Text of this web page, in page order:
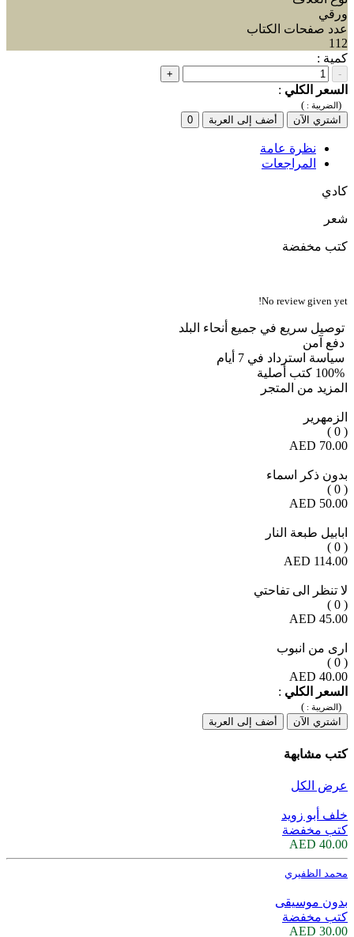
ورقي
عدد صفحات الكتاب
112
كمية :
-
+
السعر الكلي :
(الضريبة : )
اشتري الآن
أضف إلى العربة 0
نظرة عامة
المراجعات
كادي
شعر
كتب مخفضة
No review given yet!
توصيل سريع في جميع أنحاء البلد
دفع آمن
سياسة استرداد في 7 أيام
100% كتب أصلية
المزيد من المتجر
الزمهرير
( 0 )
70.00 AED
بدون ذكر اسماء
( 0 )
50.00 AED
ابابيل طبعة النار
( 0 )
114.00 AED
لا تنظر الى تفاحتي
( 0 )
45.00 AED
ارى من انبوب
( 0 )
40.00 AED
السعر الكلي :
(الضريبة : )
اشتري الآن
أضف إلى العربة
كتب مشابهة
عرض الكل
خلف أبو زويد
كتب مخفضة
40.00 AED
محمد الظفيري
بدون موسيقى
كتب مخفضة
30.00 AED